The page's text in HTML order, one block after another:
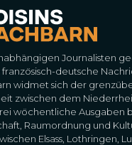
Journalisten
deutsche
widmet sich der
zwischen dem
wöchentliche Ausgaben
Raumordnung und
Elsass, Lothringen,